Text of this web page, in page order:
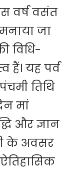
वर्ष वसंत
जा
विधि-
हैं। यह पर्व
तिथि
मां
और ज्ञान
के अवसर